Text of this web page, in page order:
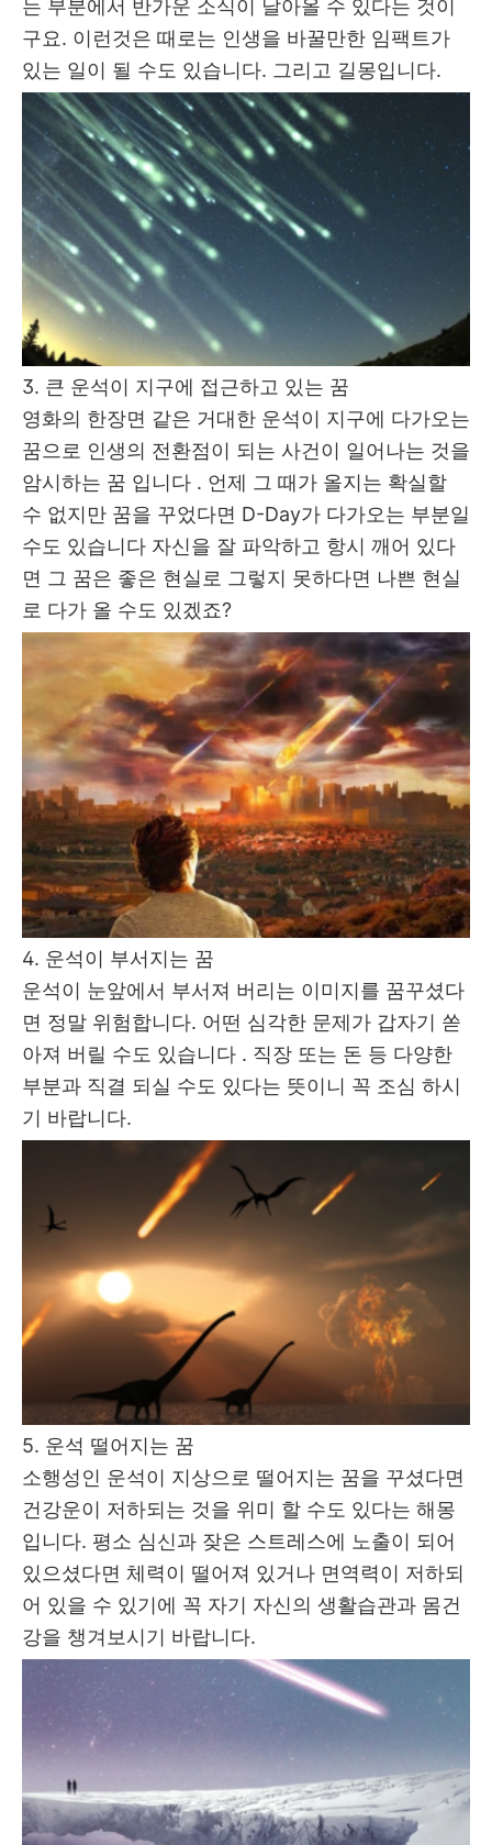
는 부분에서 반가운 소식이 날아올 수 있다는 것이
구요. 이런것은 때로는 인생을 바꿀만한 임팩트가
있는 일이 될 수도 있습니다. 그리고 길몽입니다.
3. 큰 운석이 지구에 접근하고 있는 꿈
영화의 한장면 같은 거대한 운석이 지구에 다가오는
꿈으로 인생의 전환점이 되는 사건이 일어나는 것을
암시하는 꿈 입니다 . 언제 그 때가 올지는 확실할
수 없지만 꿈을 꾸었다면 D-Day가 다가오는 부분일
수도 있습니다 자신을 잘 파악하고 항시 깨어 있다
면 그 꿈은 좋은 현실로 그렇지 못하다면 나쁜 현실
로 다가 올 수도 있겠죠?
4. 운석이 부서지는 꿈
운석이 눈앞에서 부서져 버리는 이미지를 꿈꾸셨다
면 정말 위험합니다. 어떤 심각한 문제가 갑자기 쏟
아져 버릴 수도 있습니다 . 직장 또는 돈 등 다양한
부분과 직결 되실 수도 있다는 뜻이니 꼭 조심 하시
기 바랍니다.
5. 운석 떨어지는 꿈
소행성인 운석이 지상으로 떨어지는 꿈을 꾸셨다면
건강운이 저하되는 것을 위미 할 수도 있다는 해몽
입니다. 평소 심신과 잦은 스트레스에 노출이 되어
있으셨다면 체력이 떨어져 있거나 면역력이 저하되
어 있을 수 있기에 꼭 자기 자신의 생활습관과 몸건
강을 챙겨보시기 바랍니다.